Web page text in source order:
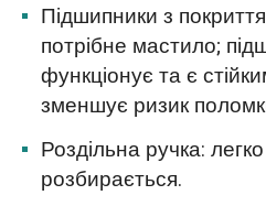
Підшипники з
потрібне мастило;
функціонує та є
зменшує ризик
Роздільна ручка:
розбирається.